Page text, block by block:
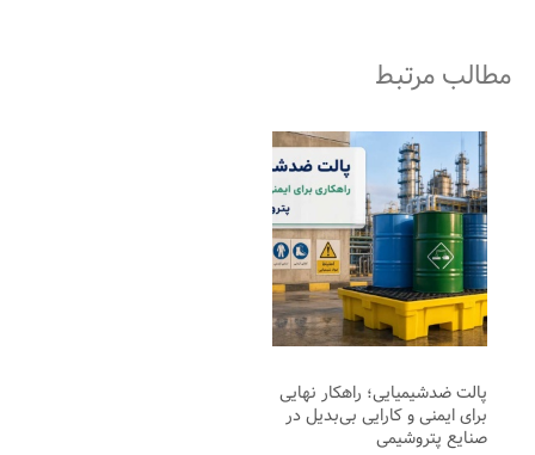
مطالب مرتبط
پالت ضدشیمیایی؛ راهکار نهایی
برای ایمنی و کارایی بی‌بدیل در
صنایع پتروشیمی